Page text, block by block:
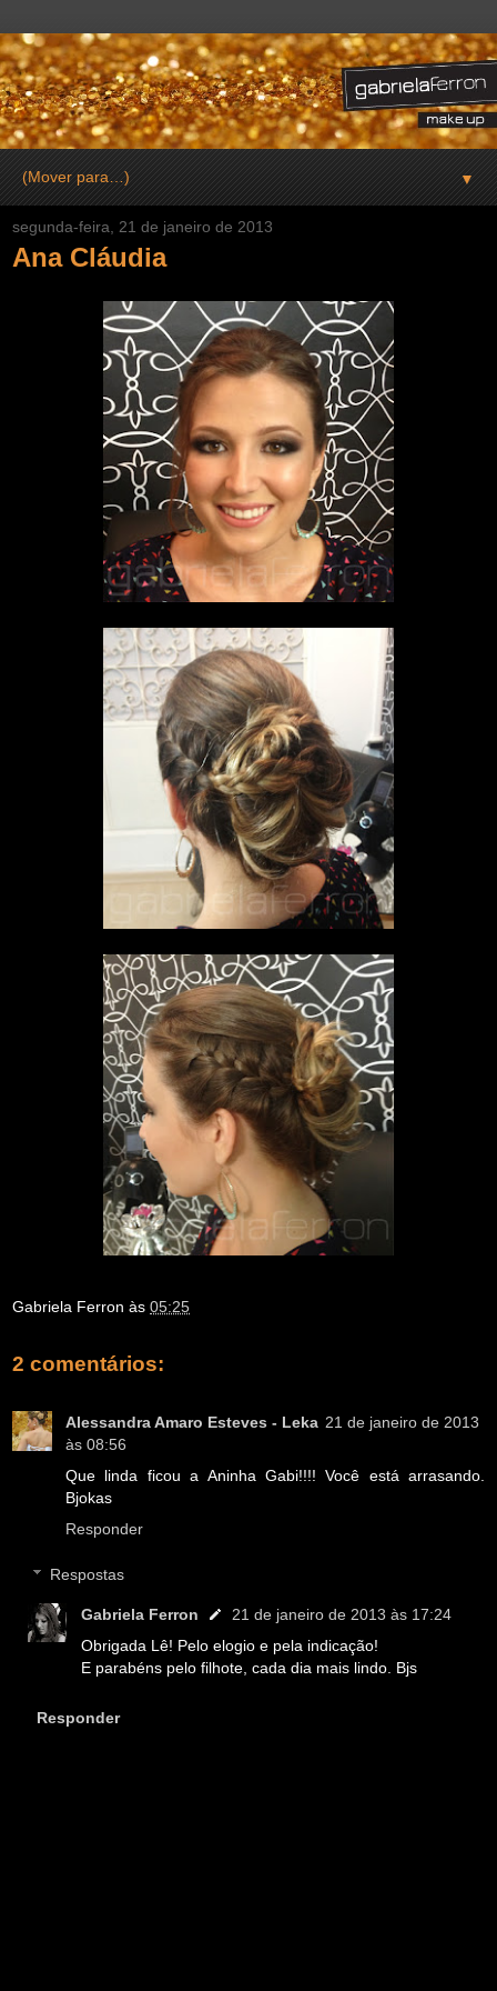
▼
segunda-feira, 21 de janeiro de 2013
Ana Cláudia
Gabriela Ferron às 05:25
2 comentários:
Alessandra Amaro Esteves - Leka 21 de janeiro de 2013
às 08:56
Que linda ficou a Aninha Gabi!!!! Você está arrasando.
Bjokas
Responder
Respostas
Gabriela Ferron
21 de janeiro de 2013 às 17:24
Obrigada Lê! Pelo elogio e pela indicação!
E parabéns pelo filhote, cada dia mais lindo. Bjs
Responder